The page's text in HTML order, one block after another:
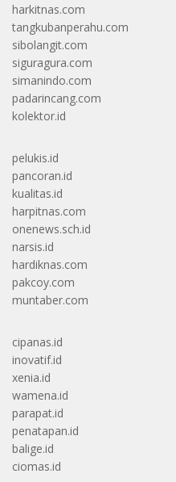
harkitnas.com
tangkubanperahu.com
sibolangit.com
siguragura.com
simanindo.com
padarincang.com
kolektor.id
pelukis.id
pancoran.id
kualitas.id
harpitnas.com
onenews.sch.id
narsis.id
hardiknas.com
pakcoy.com
muntaber.com
cipanas.id
inovatif.id
xenia.id
wamena.id
parapat.id
penatapan.id
balige.id
ciomas.id